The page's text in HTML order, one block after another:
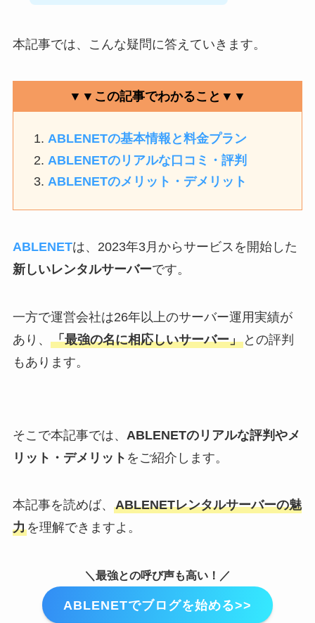
本記事では、こんな疑問に答えていきます。
▼▼この記事でわかること▼▼
ABLENETの基本情報と料金プラン
ABLENETのリアルな口コミ・評判
ABLENETのメリット・デメリット
ABLENETは、2023年3月からサービスを開始した
新しいレンタルサーバーです。
一方で運営会社は26年以上のサーバー運用実績が
あり、 「最強の名に相応しいサーバー」との評判
もあります。
そこで本記事では、 ABLENETのリアルな評判やメ
リット・デメリット をご紹介します。
本記事を読めば、 ABLENETレンタルサーバーの魅
力を理解できますよ。
＼最強との呼び声も高い！／
ABLENETでブログを始める>>